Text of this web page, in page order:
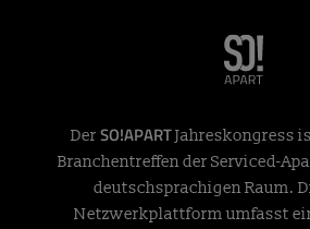
Der SO!APARTJahreskongress
Branchentreffen der Serviced-
deutschsprachigen Raum.
Netzwerkplattform umfasst